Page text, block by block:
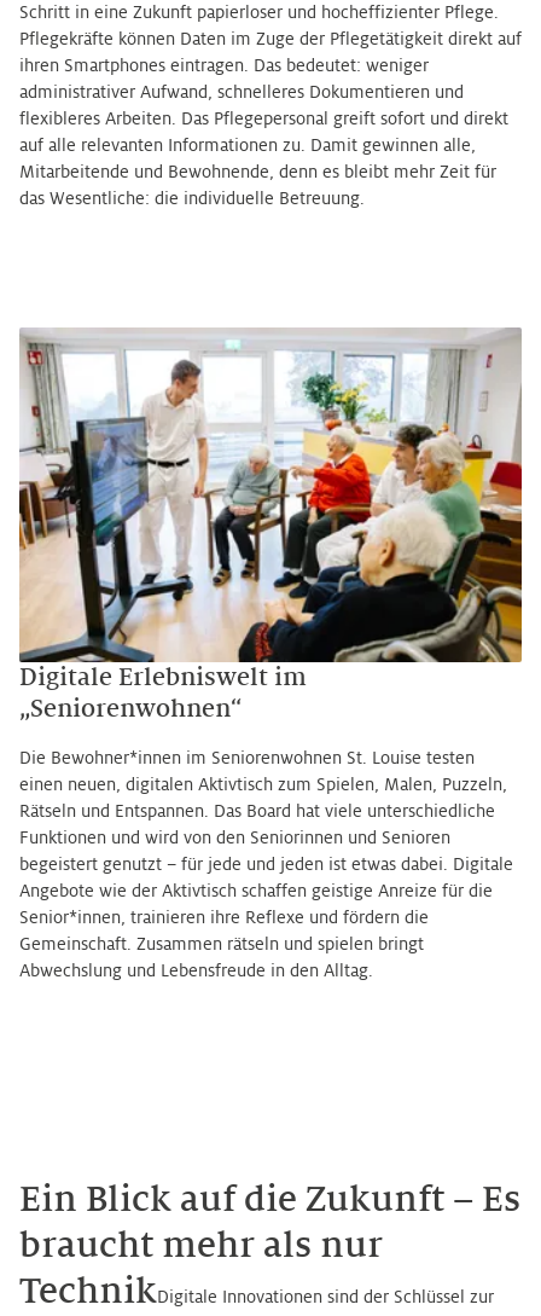
Schritt in eine Zukunft papierloser und hocheffizienter Pflege.
Pflegekräfte können Daten im Zuge der Pflegetätigkeit direkt auf
ihren Smartphones eintragen. Das bedeutet: weniger
administrativer Aufwand, schnelleres Dokumentieren und
flexibleres Arbeiten. Das Pflegepersonal greift sofort und direkt
auf alle relevanten Informationen zu. Damit gewinnen alle,
Mitarbeitende und Bewohnende, denn es bleibt mehr Zeit für
das Wesentliche: die individuelle Betreuung.
Digitale Erlebniswelt im
„Seniorenwohnen“
Die Bewohner*innen im Seniorenwohnen St. Louise testen
einen neuen, digitalen Aktivtisch zum Spielen, Malen, Puzzeln,
Rätseln und Entspannen. Das Board hat viele unterschiedliche
Funktionen und wird von den Seniorinnen und Senioren
begeistert genutzt – für jede und jeden ist etwas dabei. Digitale
Angebote wie der Aktivtisch schaffen geistige Anreize für die
Senior*innen, trainieren ihre Reflexe und fördern die
Gemeinschaft. Zusammen rätseln und spielen bringt
Abwechslung und Lebensfreude in den Alltag.
Ein Blick auf die Zukunft – Es
braucht mehr als nur
TechnikDigitale Innovationen sind der Schlüssel zur